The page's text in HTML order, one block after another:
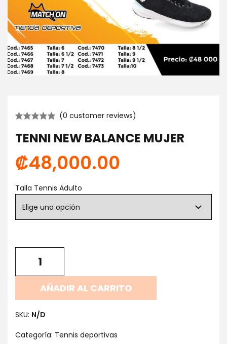
(0 customer reviews)
TENNI NEW BALANCE MUJER
₡48,000.00
Talla Tennis Adulto
AÑADIR AL CARRITO
SKU: N/D
Categoría: Tennis deportivas